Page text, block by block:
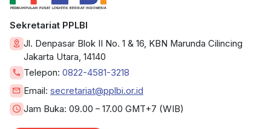
Sekretariat PPLBI
Jl. Denpasar Blok II No. 1 & 16, KBN Marunda Cilincing
Jakarta Utara, 14140
Telepon: 0822-4581-3218
Email: secretariat@pplbi.or.id
Jam Buka: 09.00 – 17.00 GMT+7 (WIB)